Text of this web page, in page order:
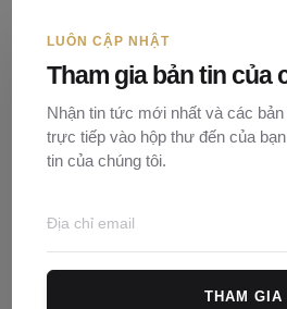
Quy định về trình tự, thủ tục bồi
Nguyễn Ngọc15/08/2024 0 77
LUÔN CẬP NHẬT
Tham gia bản tin của
Nhận tin tức mới nhất và các
trực tiếp vào hộp thư đến của
tin của chúng tôi.
THAM GIA